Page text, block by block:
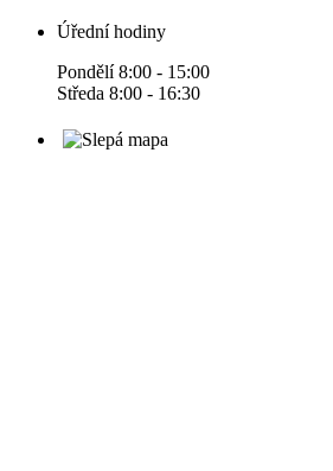
Úřední hodiny
Pondělí 8:00 - 15:00
Středa 8:00 - 16:30